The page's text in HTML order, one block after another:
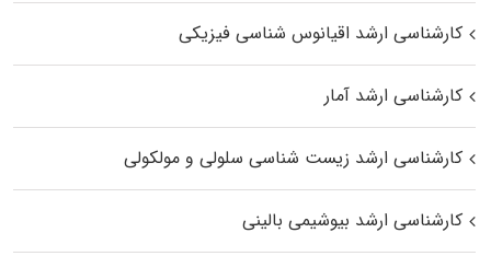
کارشناسی ارشد اقیانوس‌ شناسی فیزیکی
کارشناسی ارشد آمار
کارشناسی ارشد زیست شناسی سلولی و مولکولی
کارشناسی ارشد بیوشیمی بالینی